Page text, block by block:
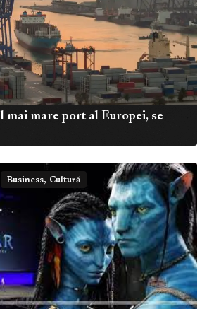
mai mare port al Europei, se
Business, Cultură